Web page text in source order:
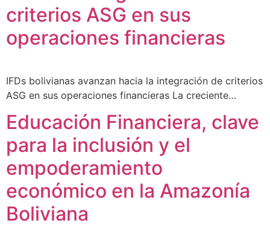
criterios ASG en sus
operaciones financieras
IFDs bolivianas avanzan hacia la integración de criterios
ASG en sus operaciones financieras La creciente…
Educación Financiera, clave
para la inclusión y el
empoderamiento
económico en la Amazonía
Boliviana